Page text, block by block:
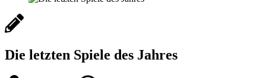
Die letzten Spiele des Jahres